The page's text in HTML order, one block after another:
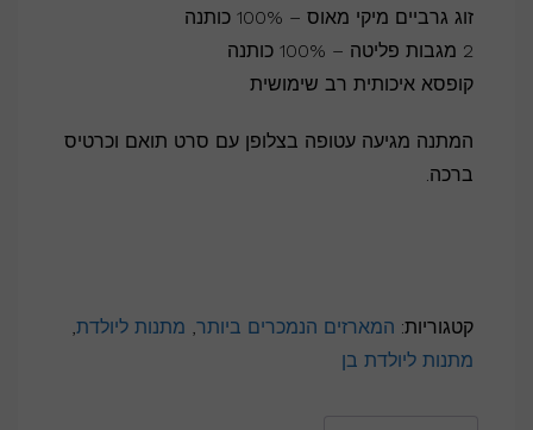
זוג גרביים מיקי מאוס – 100% כותנה
2 מגבות פליטה – 100% כותנה
קופסא איכותית רב שימושית
המתנה מגיעה עטופה בצלופן עם סרט תואם וכרטיס
ברכה.
קטגוריות: המארזים הנמכרים ביותר, מתנות ליולדת,
מתנות ליולדת בן